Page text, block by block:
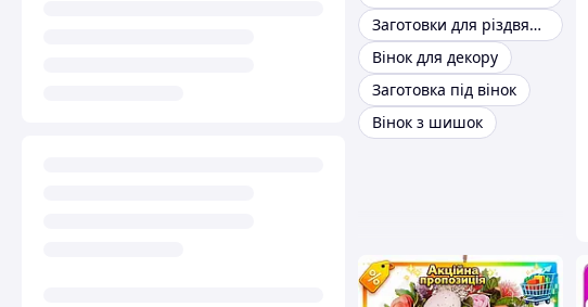
Заготовки для різдвяних вінків
Вінок для декору
Заготовка під вінок
Вінок з шишок